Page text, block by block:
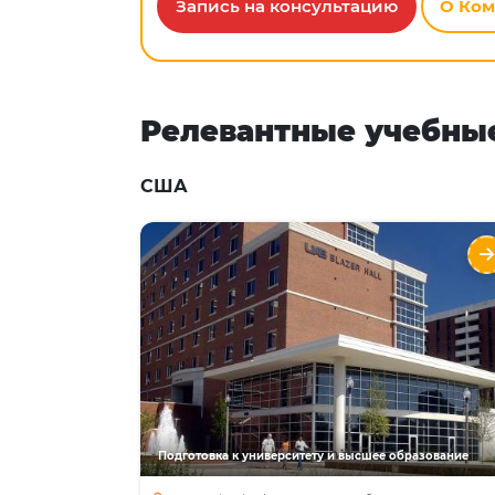
Запись на консультацию О
Релевантные
США
Подготовка к университету и высшее образование
Бакалавриат The University
Alabama at
Курсы
Направления
Государственный
высшей исследовательской
категории, один из
исследовательских
США; Топ